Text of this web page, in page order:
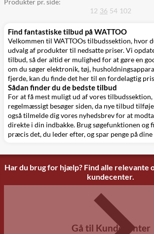
Produkter pr. side:
12 36 54 102
Find fantastiske tilbud på WATTOO
Velkommen til WATTOOs tilbudssektion, hvor
udvalg af produkter til nedsatte priser. Vi
tilbud, så der altid er mulighed for at gøre en
om du søger elektronik, tøj,
fjerde, kan du finde det her til en fordelagtig
Sådan finder du de bedste tilbud
For at få mest muligt ud af vores
regelmæssigt besøger siden, da nye tilbud
også tilmelde dig vores nyhedsbrev for at
direkte i din indbakke. Brug søgefunktionen og
præcis det, du leder efter, og spar penge på
Har du brug for hjælp? Find alle relevante
kundecenter.
Gå til Kundecenter